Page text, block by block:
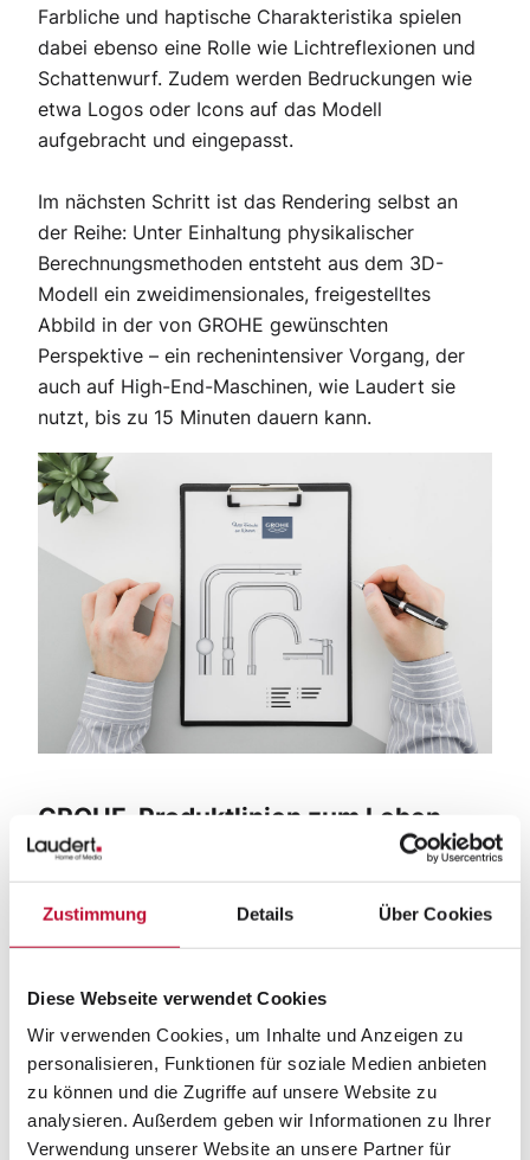
Zustimmung Details Über Cookies
Diese Webseite verwendet Cookies
Wir verwenden Cookies, um Inhalte und Anzeigen zu
personalisieren, Funktionen für soziale Medien anbieten
zu können und die Zugriffe auf unsere Website zu
analysieren. Außerdem geben wir Informationen zu Ihrer
Verwendung unserer Website an unsere Partner für
Farbliche und haptische Charakteristika spielen
dabei ebenso eine Rolle wie Lichtreflexionen und
Schattenwurf. Zudem werden Bedruckungen wie
etwa Logos oder Icons auf das Modell
aufgebracht und eingepasst.
Im nächsten Schritt ist das Rendering selbst an
der Reihe: Unter Einhaltung physikalischer
Berechnungsmethoden entsteht aus dem 3D-
Modell ein zweidimensionales, freigestelltes
Abbild in der von GROHE gewünschten
Perspektive – ein rechenintensiver Vorgang, der
auch auf High-End-Maschinen, wie Laudert sie
nutzt, bis zu 15 Minuten dauern kann.
GROHE-Produktlinien zum Leben
erwecken
Im Milieu perfekt inszeniert
der perfekten Produktinszenierung
im Milieu. Hierfür werden die von Laudert
bereinigten Konstruktionsdaten der GROHE-
Produktlinien in separat erstellte Szenen –
ebenfalls in 3D – eingefügt und durch Shader